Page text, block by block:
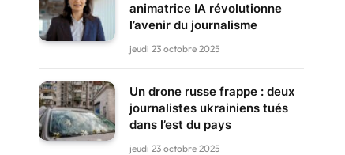
animatrice IA révolutionne
l’avenir du journalisme
jeudi 23 octobre 2025
Un drone russe frappe : deux
journalistes ukrainiens tués
dans l’est du pays
jeudi 23 octobre 2025